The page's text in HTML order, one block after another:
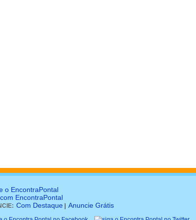
o EncontraPontal
EncontraPontal
Com Destaque Anuncie Grátis